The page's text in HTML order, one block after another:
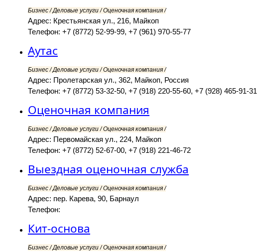
Бизнес / Деловые услуги / Оценочная компания /
Адрес: Крестьянская ул., 216, Майкоп
Телефон: +7 (8772) 52-99-99, +7 (961) 970-55-77
Аутас
Бизнес / Деловые услуги / Оценочная компания /
Адрес: Пролетарская ул., 362, Майкоп, Россия
Телефон: +7 (8772) 53-32-50, +7 (918) 220-55-60, +7 (928) 465-91-31
Оценочная компания
Бизнес / Деловые услуги / Оценочная компания /
Адрес: Первомайская ул., 224, Майкоп
Телефон: +7 (8772) 52-67-00, +7 (918) 221-46-72
Выездная оценочная служба
Бизнес / Деловые услуги / Оценочная компания /
Адрес: пер. Карева, 90, Барнаул
Телефон:
Кит-основа
Бизнес / Деловые услуги / Оценочная компания /